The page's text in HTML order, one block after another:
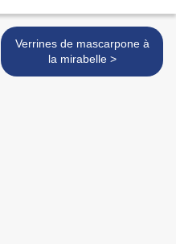
Verrines de mascarpone à
la mirabelle >